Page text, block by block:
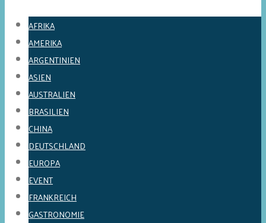
AFRIKA
AMERIKA
ARGENTINIEN
ASIEN
AUSTRALIEN
BRASILIEN
CHINA
DEUTSCHLAND
EUROPA
EVENT
FRANKREICH
GASTRONOMIE